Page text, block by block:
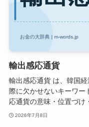
輸出感応通貨
輸出感応通貨 は、韓国
際に欠かせないキーワー
応通貨の意味・位置づけ
2026年7月8日